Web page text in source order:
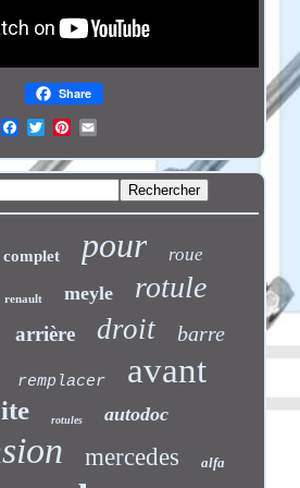
Share
complet pour roue
renault meyle rotule
arrière droit barre
remplacer avant
rotules autodoc
mercedes alfa